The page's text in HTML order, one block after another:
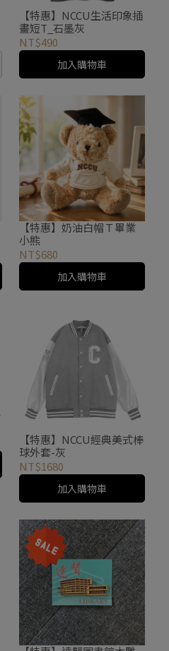
【特惠】NCCU生活印象插
畫短T_石墨灰
NT$490
加入購物車
【特惠】奶油白帽Ｔ畢業
小熊
NT$680
加入購物車
【特惠】NCCU經典美式棒
球外套-灰
NT$1680
加入購物車